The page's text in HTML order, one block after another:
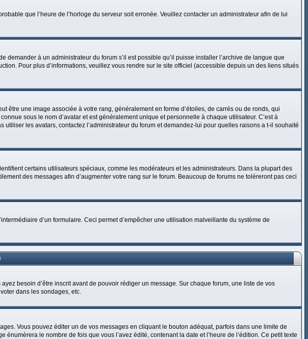
que l’heure de l’horloge du serveur soit erronée. Veuillez contacter un administrateur afin de lui
à un administrateur du forum s’il est possible qu’il puisse installer l’archive de langue que
Pour plus d’informations, veuillez vous rendre sur le site officiel (accessible depuis un des liens situés
être une image associée à votre rang, généralement en forme d’étoiles, de carrés ou de ronds, qui
sous le nom d’avatar et est généralement unique et personnelle à chaque utilisateur. C’est à
les avatars, contactez l’administrateur du forum et demandez-lui pour quelles raisons a t-il souhaité
certains utilisateurs spéciaux, comme les modérateurs et les administrateurs. Dans la plupart des
des messages afin d’augmenter votre rang sur le forum. Beaucoup de forums ne toléreront pas ceci
d’un formulaire. Ceci permet d’empêcher une utilisation malveillante du système de
besoin d’être inscrit avant de pouvoir rédiger un message. Sur chaque forum, une liste de vos
dans les sondages, etc.
Vous pouvez éditer un de vos messages en cliquant le bouton adéquat, parfois dans une limite de
le nombre de fois que vous l’avez édité, contenant la date et l’heure de l’édition. Ce petit texte